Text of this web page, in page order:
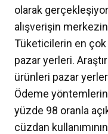
olarak
alışverişin
Tüketicilerin en
pazar yerleri.
ürünleri pazar
Ödeme
yüzde 98 oranla
cüzdan